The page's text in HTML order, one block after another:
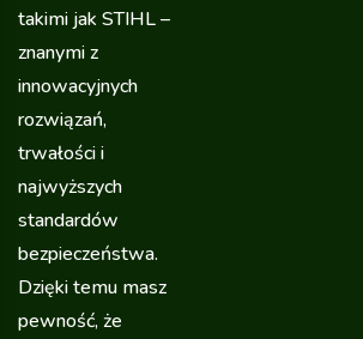
takimi jak STIHL –
znanymi z
innowacyjnych
rozwiązań,
trwałości i
najwyższych
standardów
bezpieczeństwa.
Dzięki temu masz
pewność, że